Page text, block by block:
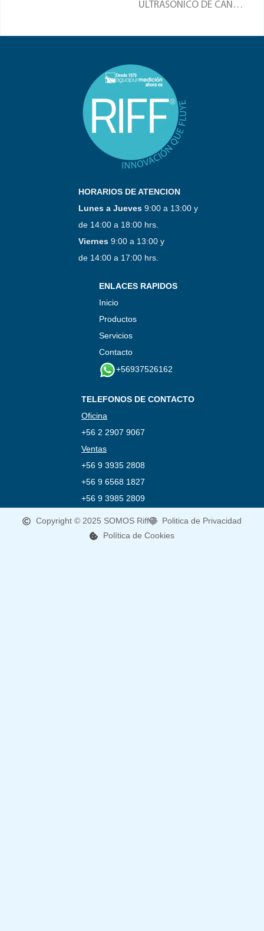
ULTRASÓNICO DE CANAL
HORARIOS DE ATENCION
Lunes a Jueves9:00 a 13:00 y
de 14:00 a 18:00 hrs.
Viernes9:00 a 13:00 y
de 14:00 a 17:00 hrs.
ENLACES RAPIDOS
Inicio
Productos
Servicios
Contacto
+56937526162
TELEFONOS DE CONTACTO
Oficina
+56 2 2907 9067
Ventas
+56 9 3935 2808
+56 9 6568 1827
+56 9 3985 2809
Copyright © 2025 SOMOS Riff
Politica de Privacidad
Política de Cookies